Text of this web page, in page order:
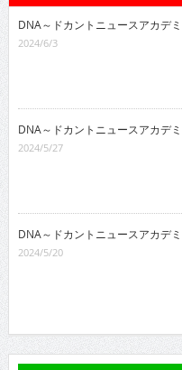
DNA～ドカントニュースアカデ
2024/6/3
DNA～ドカントニュースアカデ
2024/5/27
DNA～ドカントニュースアカデ
2024/5/20